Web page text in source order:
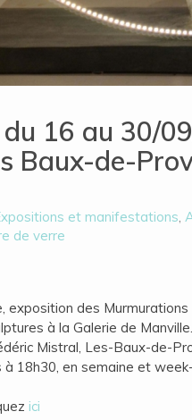
16 au 30/
Baux-de-
et manifestations,
de verre
exposition des
à la Galerie de Manville.
Mistral, Les-Baux-de-
18h30, en semaine et
ici